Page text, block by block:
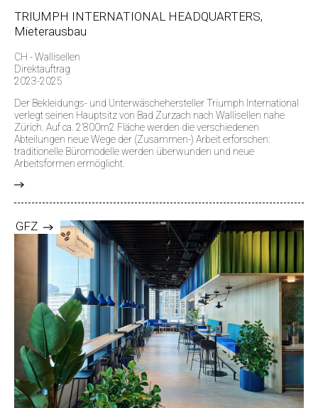
TRIUMPH INTERNATIONAL HEADQUARTERS,
Mieterausbau
CH - Wallisellen
Direktauftrag
2023-2025
Der Bekleidungs- und Unterwäschehersteller Triumph International
verlegt seinen Hauptsitz von Bad Zurzach nach Wallisellen nahe
Zürich. Auf ca. 2’800m2 Fläche werden die verschiedenen
Abteilungen neue Wege der (Zusammen-) Arbeit erforschen:
traditionelle Büromodelle werden überwunden und neue
Arbeitsformen ermöglicht.
GFZ